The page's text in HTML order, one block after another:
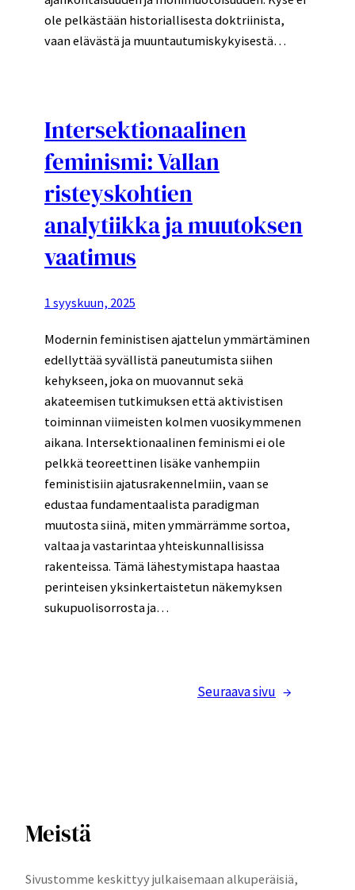
ole pelkästään historiallisesta doktriinista,
vaan elävästä ja muuntautumiskykyisestä…
Intersektionaalinen
feminismi: Vallan
risteyskohtien
analytiikka ja muutoksen
vaatimus
1 syyskuun, 2025
Modernin feministisen ajattelun ymmärtäminen
edellyttää syvällistä paneutumista siihen
kehykseen, joka on muovannut sekä
akateemisen tutkimuksen että aktivistisen
toiminnan viimeisten kolmen vuosikymmenen
aikana. Intersektionaalinen feminismi ei ole
pelkkä teoreettinen lisäke vanhempiin
feministisiin ajatusrakennelmiin, vaan se
edustaa fundamentaalista paradigman
muutosta siinä, miten ymmärrämme sortoa,
valtaa ja vastarintaa yhteiskunnallisissa
rakenteissa. Tämä lähestymistapa haastaa
perinteisen yksinkertaistetun näkemyksen
sukupuolisorrosta ja…
Seuraava sivu →
Meistä
Sivustomme keskittyy julkaisemaan alkuperäisiä,